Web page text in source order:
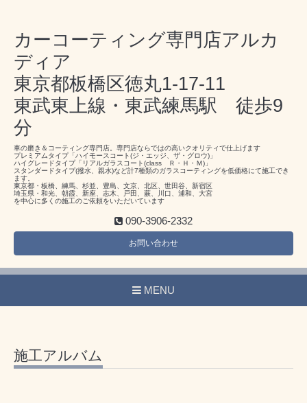
カーコーティング専門店アルカ
ディア
東京都板橋区徳丸1-17-11
東武東上線・東武練馬駅 徒歩9
分
車の磨き＆コーティング専門店。専門店ならではの高いクオリティで仕上げます
プレミアムタイプ「ハイモースコート(ジ・エッジ、ザ・グロウ)」
ハイグレードタイプ「リアルガラスコート(class Ｒ・Ｈ・Ｍ)」
スタンダードタイプ(撥水、親水)など計7種類のガラスコーティングを低価格にて施工でき
ます。
東京都・板橋、練馬、杉並、豊島、文京、北区、世田谷、新宿区
埼玉県・和光、朝霞、新座、志木、戸田、蕨、川口、浦和、大宮
を中心に多くの施工のご依頼をいただいています
090-3906-2332
お問い合わせ
MENU
施工アルバム